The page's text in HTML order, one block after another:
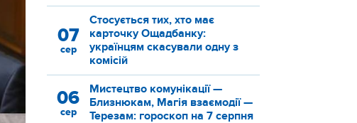
07
сер
Стосується тих, хто має
карточку Ощадбанку:
українцям скасували одну з
комісій
06
сер
Мистецтво комунікації —
Близнюкам, Магія взаємодії —
Терезам: гороскоп на 7 серпня